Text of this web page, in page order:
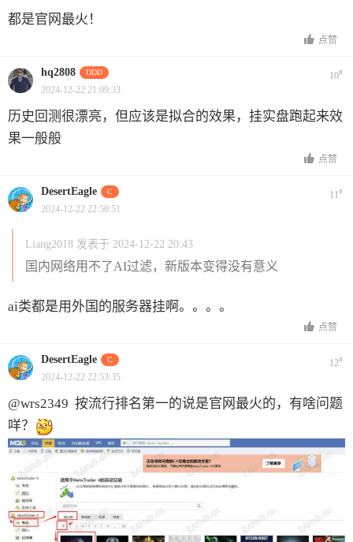
都是官网最火！
点赞
hq2808 DDD 10#
2024-12-22 21:09:33
历史回测很漂亮，但应该是拟合的效果，挂实盘跑起来效
果一般般
点赞
DesertEagle C 11#
2024-12-22 22:50:51
Liang2018 发表于 2024-12-22 20:43
国内网络用不了AI过滤，新版本变得没有意义
ai类都是用外国的服务器挂啊。。。。
点赞
DesertEagle C 12#
2024-12-22 22:53:35
@wrs2349 按流行排名第一的说是官网最火的，有啥问题
咩？